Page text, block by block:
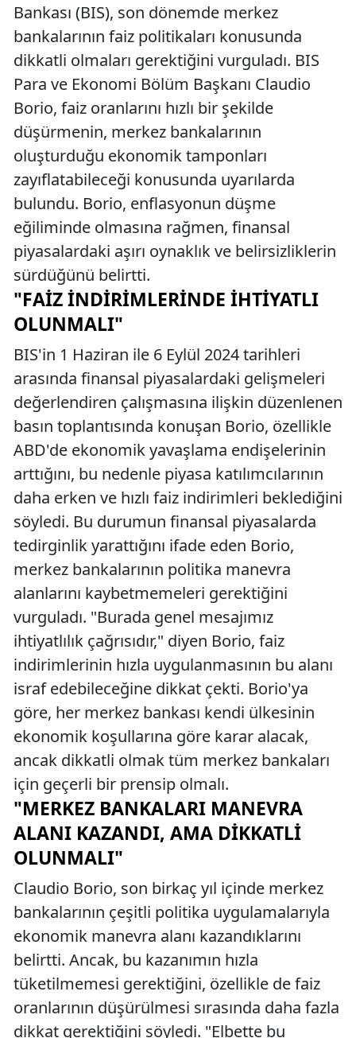
Bankası (BIS), son dönemde merkez
bankalarının faiz politikaları konusunda
dikkatli olmaları gerektiğini vurguladı. BIS
Para ve Ekonomi Bölüm Başkanı Claudio
Borio, faiz oranlarını hızlı bir şekilde
düşürmenin, merkez bankalarının
oluşturduğu ekonomik tamponları
zayıflatabileceği konusunda uyarılarda
bulundu. Borio, enflasyonun düşme
eğiliminde olmasına rağmen, finansal
piyasalardaki aşırı oynaklık ve belirsizliklerin
sürdüğünü belirtti.
"FAIZ İNDIRIMLERINDE İHTIYATLI
OLUNMALI"
BIS'in 1 Haziran ile 6 Eylül 2024 tarihleri
arasında finansal piyasalardaki gelişmeleri
değerlendiren çalışmasına ilişkin düzenlenen
basın toplantısında konuşan Borio, özellikle
ABD'de ekonomik yavaşlama endişelerinin
arttığını, bu nedenle piyasa katılımcılarının
daha erken ve hızlı faiz indirimleri beklediğini
söyledi. Bu durumun finansal piyasalarda
tedirginlik yarattığını ifade eden Borio,
merkez bankalarının politika manevra
alanlarını kaybetmemeleri gerektiğini
vurguladı. "Burada genel mesajımız
ihtiyatlılık çağrısıdır," diyen Borio, faiz
indirimlerinin hızla uygulanmasının bu alanı
israf edebileceğine dikkat çekti. Borio'ya
göre, her merkez bankası kendi ülkesinin
ekonomik koşullarına göre karar alacak,
ancak dikkatli olmak tüm merkez bankaları
için geçerli bir prensip olmalı.
"MERKEZ BANKALARI MANEVRA
ALANI KAZANDI, AMA DIKKATLI
OLUNMALI"
Claudio Borio, son birkaç yıl içinde merkez
bankalarının çeşitli politika uygulamalarıyla
ekonomik manevra alanı kazandıklarını
belirtti. Ancak, bu kazanımın hızla
tüketilmemesi gerektiğini, özellikle de faiz
oranlarının düşürülmesi sırasında daha fazla
dikkat gerektiğini söyledi. "Elbette bu